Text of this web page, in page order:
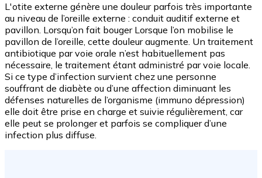
L'otite externe génère une douleur parfois très importante
au niveau de l’oreille externe : conduit auditif externe et
pavillon. Lorsqu’on fait bouger Lorsque l’on mobilise le
pavillon de l’oreille, cette douleur augmente. Un traitement
antibiotique par voie orale n’est habituellement pas
nécessaire, le traitement étant administré par voie locale.
Si ce type d’infection survient chez une personne
souffrant de diabète ou d’une affection diminuant les
défenses naturelles de l’organisme (immuno dépression)
elle doit être prise en charge et suivie régulièrement, car
elle peut se prolonger et parfois se compliquer d’une
infection plus diffuse.